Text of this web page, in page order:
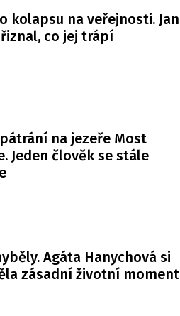
kolapsu na veřejnosti. Jan
co jej trápí
na jezeře Most
Jeden člověk se stále
Agáta Hanychová si
zásadní životní moment